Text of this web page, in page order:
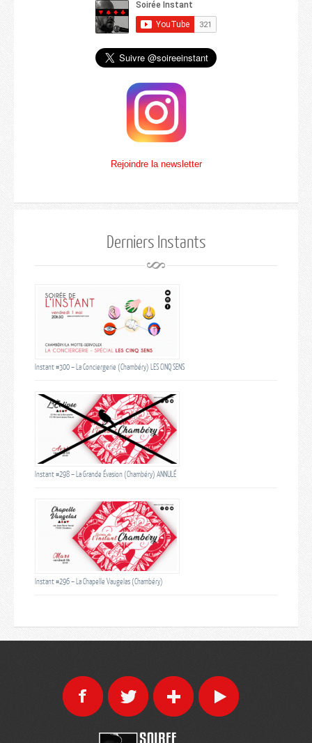
Rejoindre la newsletter
Derniers Instants
Instant #300 – La Conciergerie (Chambéry) LES CINQ SENS
Instant #298 – La Grande Évasion (Chambéry) ANNULÉ
Instant #296 – La Chapelle Vaugelas (Chambéry)